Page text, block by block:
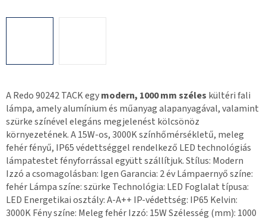
A Redo 90242 TACK egymodern, 1000 mm széles kültéri fali
lámpa, amely alumínium és műanyag alapanyagával, valamint
szürke színével elegáns megjelenést kölcsönöz
környezetének. A 15W-os, 3000K színhőmérsékletű, meleg
fehér fényű, IP65 védettséggel rendelkező LED technológiás
lámpatestet fényforrással együtt szállítjuk. Stílus: Modern
Izzó a csomagolásban: Igen Garancia: 2 év Lámpaernyő színe:
fehér Lámpa színe: szürke Technológia: LED Foglalat típusa:
LED Energetikai osztály: A-A++ IP-védettség: IP65 Kelvin:
3000K Fény színe: Meleg fehér Izzó: 15W Szélesség (mm): 1000